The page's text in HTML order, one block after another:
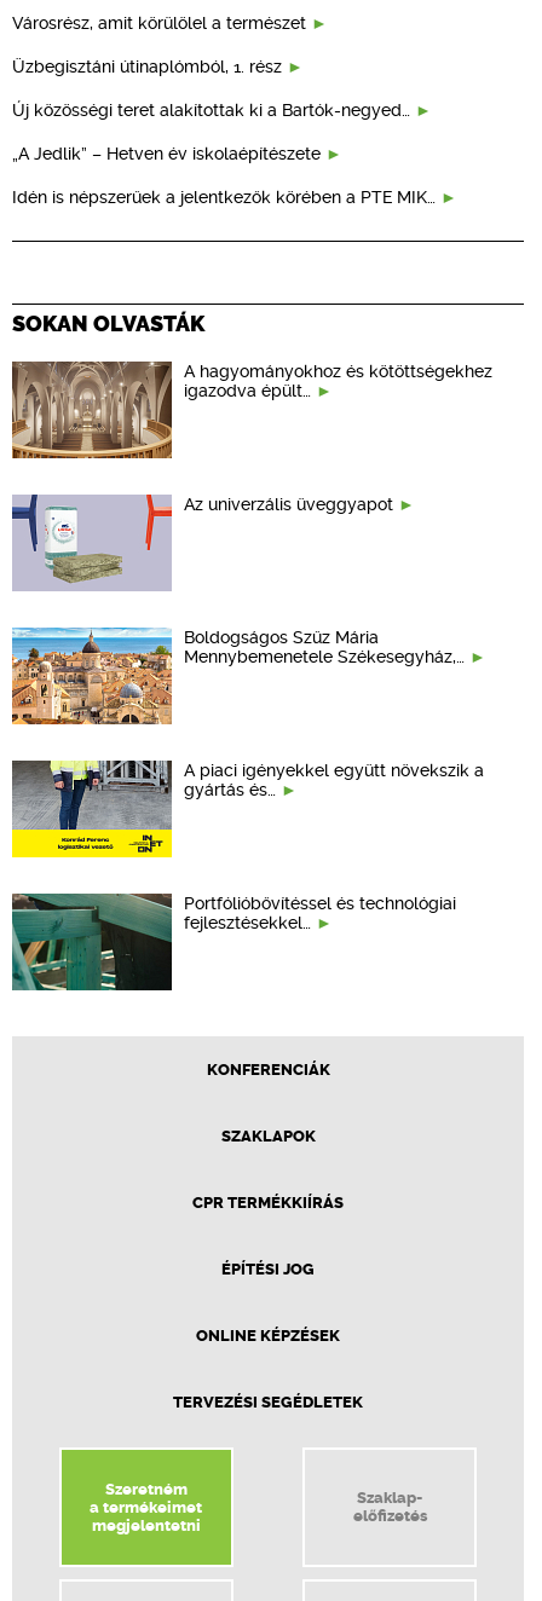
Városrész, amit körülölel a természet
Üzbegisztáni útinaplómból, 1. rész
Új közösségi teret alakítottak ki a Bartók-negyed…
„A Jedlik” – Hetven év iskolaépítészete
Idén is népszerűek a jelentkezők körében a PTE MIK…
SOKAN OLVASTÁK
A hagyományokhoz és kötöttségekhez
igazodva épült…
Az univerzális üveggyapot
Boldogságos Szűz Mária
Mennybemenetele Székesegyház,…
A piaci igényekkel együtt növekszik a
gyártás és…
Portfólióbővítéssel és technológiai
fejlesztésekkel…
KONFERENCIÁK
SZAKLAPOK
CPR TERMÉKKIÍRÁS
ÉPÍTÉSI JOG
ONLINE KÉPZÉSEK
TERVEZÉSI SEGÉDLETEK
Szeretném
a termékeimet
megjelentetni
Szaklap-
előfizetés